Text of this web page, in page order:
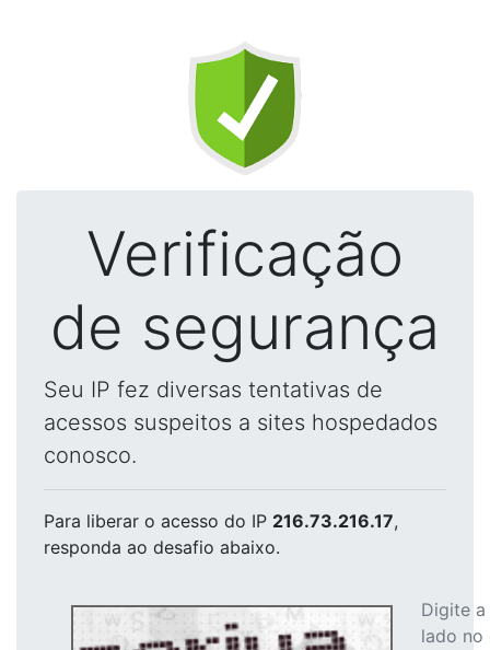
Verificação
de segurança
Seu IP fez diversas tentativas de
acessos suspeitos a sites hospedados
conosco.
Para liberar o acesso do IP 216.73.216.17,
responda ao desafio abaixo.
Digite
lado no